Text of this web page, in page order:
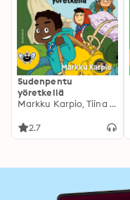
Sudenpentu
yöretkellä
Markku Karpio, Tiina Konttila
2.7